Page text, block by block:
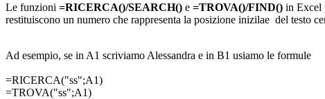
Le funzioni =RICERCA()/SEARCH() e =TROVA()/FIND() in Excel
restituiscono un numero che rappresenta la posizione inizilae del testo
Ad esempio, se in A1 scriviamo Alessandra e in B1 usiamo le formule
=RICERCA("ss";A1)
=TROVA("ss";A1)